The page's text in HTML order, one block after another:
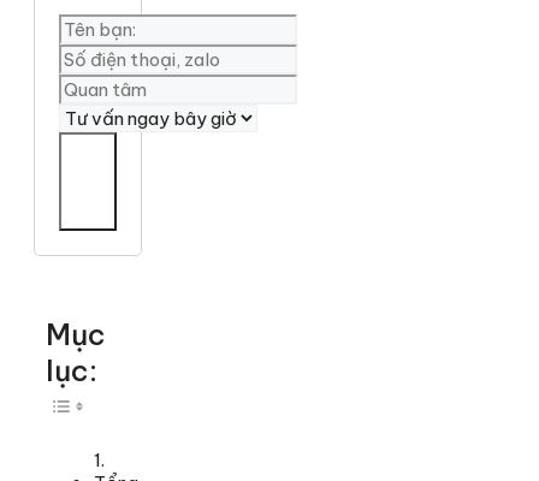
Mục
lục: